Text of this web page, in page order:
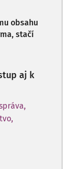
obsahu
stačí
aj k